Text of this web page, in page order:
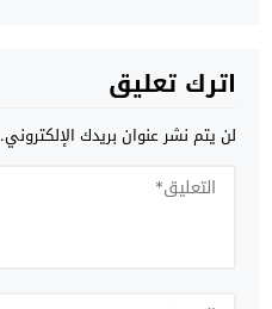
اترك تعليق
لن يتم نشر عنوان بريدك الإلكتروني.